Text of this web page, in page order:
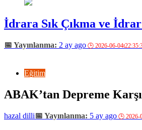
İdrara Sık Çıkma ve
2 ay ago
Eğitim
ABAK’tan Depreme
hazal dilli 5 ay ago